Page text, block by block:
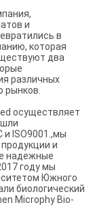
и
в
которая
два
различных
рынков.
осуществляет
и ISO9001.,мы
и
надежные
году мы
Южного
биологический
Microphy Bio-